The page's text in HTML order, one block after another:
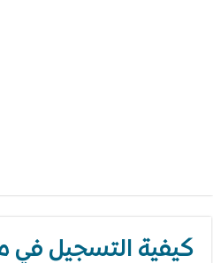
كيفية التسجيل في